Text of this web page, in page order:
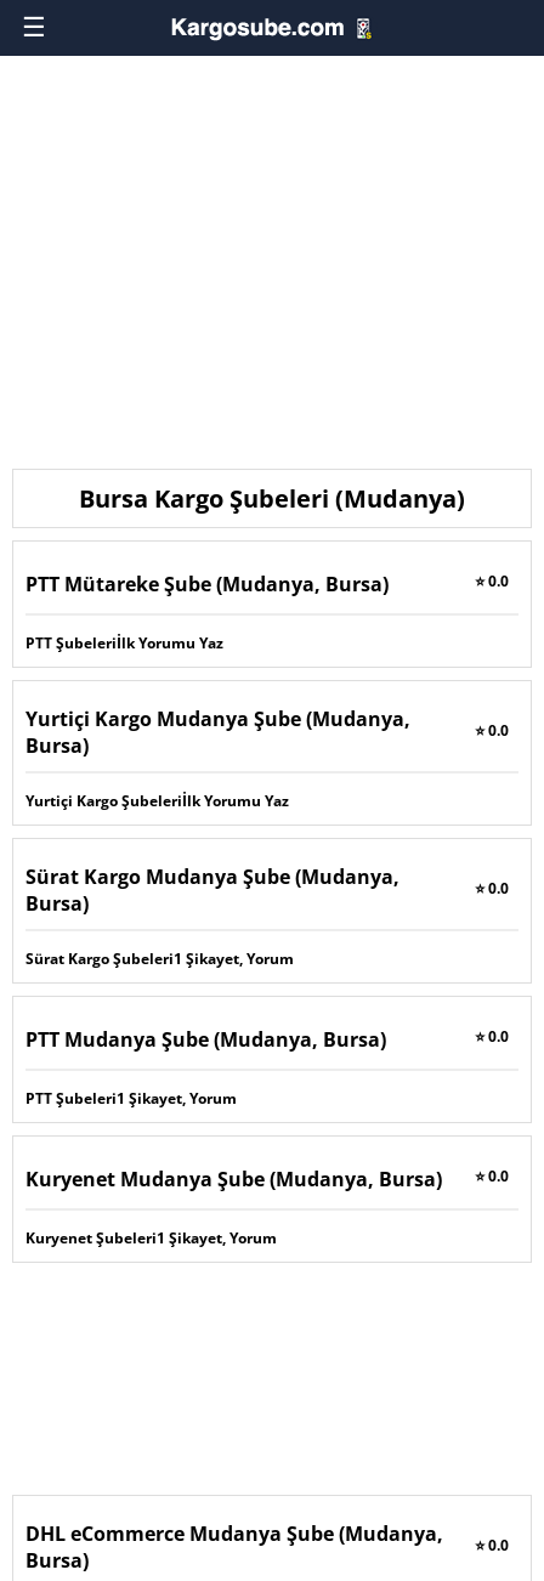
☰
Bursa Kargo Şubeleri (Mudanya)
PTT Mütareke Şube (Mudanya, Bursa) ⭐ 0.0
PTT Şubeleriİlk Yorumu Yaz
Yurtiçi Kargo Mudanya Şube (Mudanya,
Bursa)
⭐ 0.0
Yurtiçi Kargo Şubeleriİlk Yorumu Yaz
Sürat Kargo Mudanya Şube (Mudanya,
Bursa)
⭐ 0.0
Sürat Kargo Şubeleri1 Şikayet, Yorum
PTT Mudanya Şube (Mudanya, Bursa) ⭐ 0.0
PTT Şubeleri1 Şikayet, Yorum
Kuryenet Mudanya Şube (Mudanya, Bursa) ⭐ 0.0
Kuryenet Şubeleri1 Şikayet, Yorum
DHL eCommerce Mudanya Şube (Mudanya,
Bursa)
⭐ 0.0